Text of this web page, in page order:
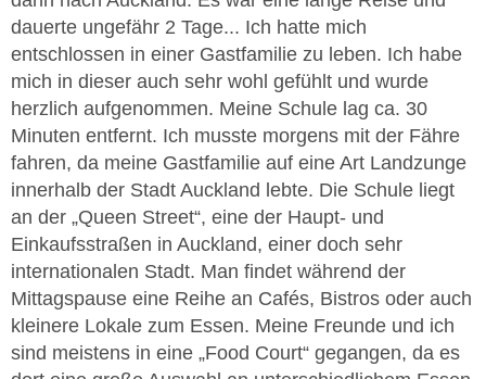
dauerte ungefähr 2 Tage... Ich hatte mich
entschlossen in einer Gastfamilie zu leben. Ich habe
mich in dieser auch sehr wohl gefühlt und wurde
herzlich aufgenommen. Meine Schule lag ca. 30
Minuten entfernt. Ich musste morgens mit der Fähre
fahren, da meine Gastfamilie auf eine Art Landzunge
innerhalb der Stadt Auckland lebte. Die Schule liegt
an der „Queen Street“, eine der Haupt- und
Einkaufsstraßen in Auckland, einer doch sehr
internationalen Stadt. Man findet während der
Mittagspause eine Reihe an Cafés, Bistros oder auch
kleinere Lokale zum Essen. Meine Freunde und ich
sind meistens in eine „Food Court“ gegangen, da es